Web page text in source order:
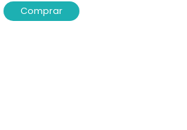
Comprar